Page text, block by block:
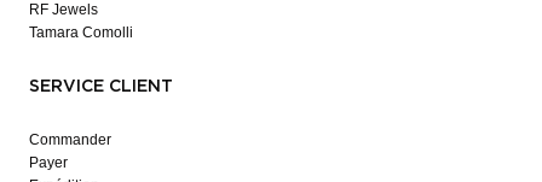
RF Jewels
Tamara Comolli
SERVICE CLIENT
Commander
Payer